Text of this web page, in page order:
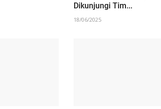
Dikunjungi Tim...
18/06/2025